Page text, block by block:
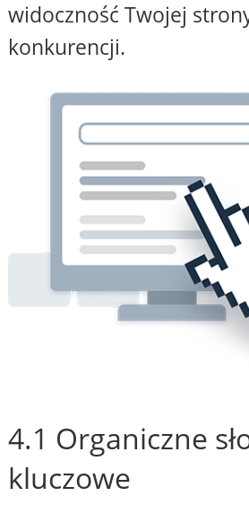
widoczność Twojej
konkurencji.
4.1 Organiczne
kluczowe